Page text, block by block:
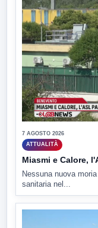
7 AGOSTO 2026
ATTUALITÀ
Miasmi e Calore,
Nessuna nuova
sanitaria nel...